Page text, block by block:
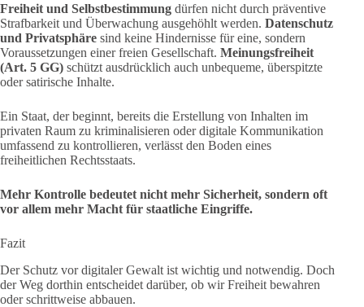
Freiheit und Selbstbestimmung dürfen nicht durch präventive
Strafbarkeit und Überwachung ausgehöhlt werden. Datenschutz
und Privatsphäre sind keine Hindernisse für eine, sondern
Voraussetzungen einer freien Gesellschaft. Meinungsfreiheit
(Art. 5 GG) schützt ausdrücklich auch unbequeme, überspitzte
oder satirische Inhalte.
Ein Staat, der beginnt, bereits die Erstellung von Inhalten im
privaten Raum zu kriminalisieren oder digitale Kommunikation
umfassend zu kontrollieren, verlässt den Boden eines
freiheitlichen Rechtsstaats.
Mehr Kontrolle bedeutet nicht mehr Sicherheit, sondern oft
vor allem mehr Macht für staatliche Eingriffe.
Fazit
Der Schutz vor digitaler Gewalt ist wichtig und notwendig. Doch
der Weg dorthin entscheidet darüber, ob wir Freiheit bewahren
oder schrittweise abbauen.